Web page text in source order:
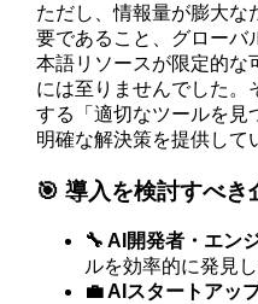
ただし、情報量が膨大な
要であること、グローバ
本語リソースが限定的な
には至りませんでした。
する「適切なツールを見
明確な解決策を提供して
🎯 導入を検討すべき
🔧 AI開発者・エン
ルを効率的に発見
💼 AIスタートアッ